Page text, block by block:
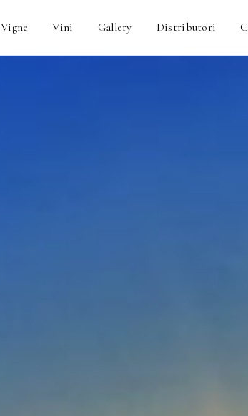
Vigne Vini Gallery Distributori